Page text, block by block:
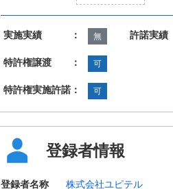
実施実績 ： 無 許諾実績
特許権譲渡 ： 可
特許権実施許諾： 可
登録者情報
登録者名称
株式会社ユピテル